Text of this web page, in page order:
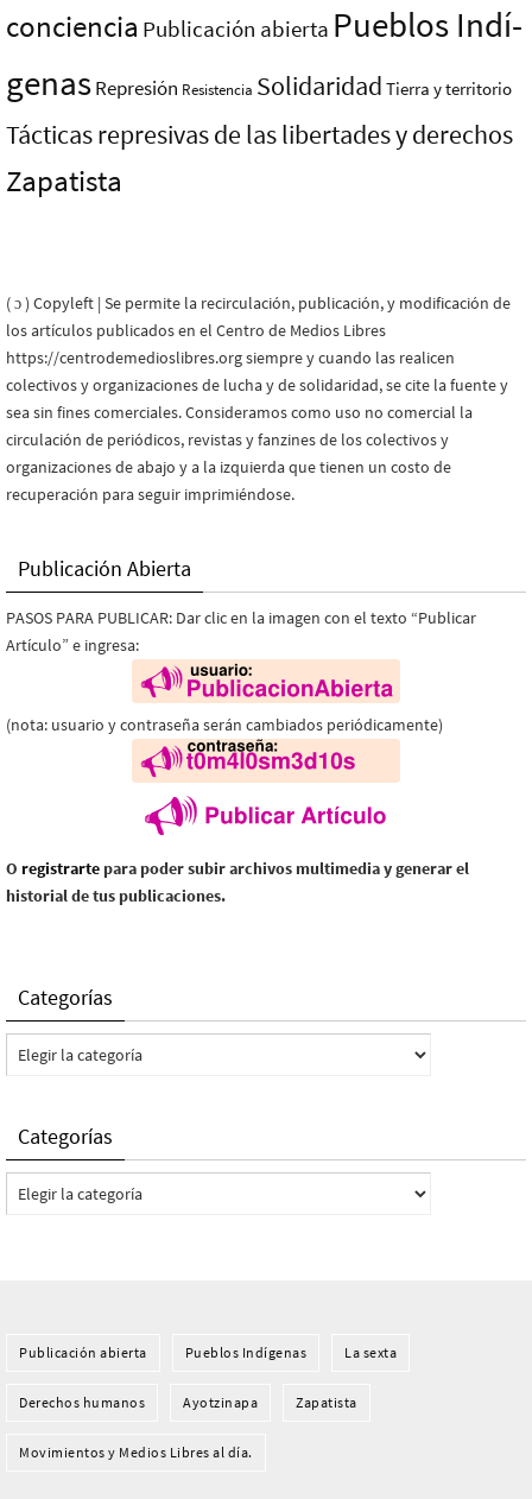
conciencia Publicación abierta Pueblos Indí­
genasRepresión Resistencia Solidaridad Tierra y territorio
Tácticas represivas de las libertades y derechos
Zapatista
( ɔ ) Copyleft | Se permite la recirculación, publicación, y modificación de
los artículos publicados en el Centro de Medios Libres
https://centrodemedioslibres.org siempre y cuando las realicen
colectivos y organizaciones de lucha y de solidaridad, se cite la fuente y
sea sin fines comerciales. Consideramos como uso no comercial la
circulación de periódicos, revistas y fanzines de los colectivos y
organizaciones de abajo y a la izquierda que tienen un costo de
recuperación para seguir imprimiéndose.
Publicación Abierta
PASOS PARA PUBLICAR: Dar clic en la imagen con el texto “Publicar
Artículo” e ingresa:
(nota: usuario y contraseña serán cambiados periódicamente)
O registrarte para poder subir archivos multimedia y generar el
historial de tus publicaciones.
Categorías
Categorías
Categorías
Categorías
Publicación abierta Pueblos Indí­genas La sexta
Derechos humanos Ayotzinapa Zapatista
Movimientos y Medios Libres al día.